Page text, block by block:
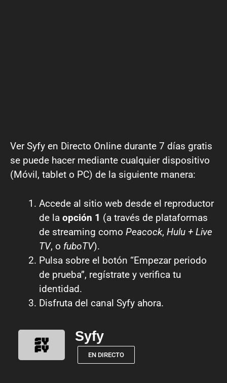
Ver Syfy en Directo Online durante 7 días gratis
se puede hacer mediante cualquier dispositivo
(Móvil, tablet o PC) de la siguiente manera:
Accede al sitio web desde el reproductor
de la opción 1 (a través de plataformas
de streaming como Peacock, Hulu + Live
TV, o fuboTV).
Pulsa sobre el botón “Empezar periodo
de prueba”, regístrate y verifica tu
identidad.
Disfruta del canal Syfy ahora.
Syfy
EN DIRECTO